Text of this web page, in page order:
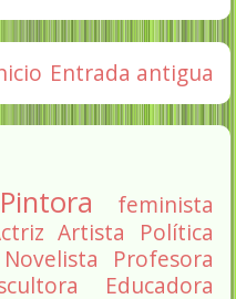
Entrada antigua
Pintora
feminista
Artista
Política
Novelista
Profesora
Educadora